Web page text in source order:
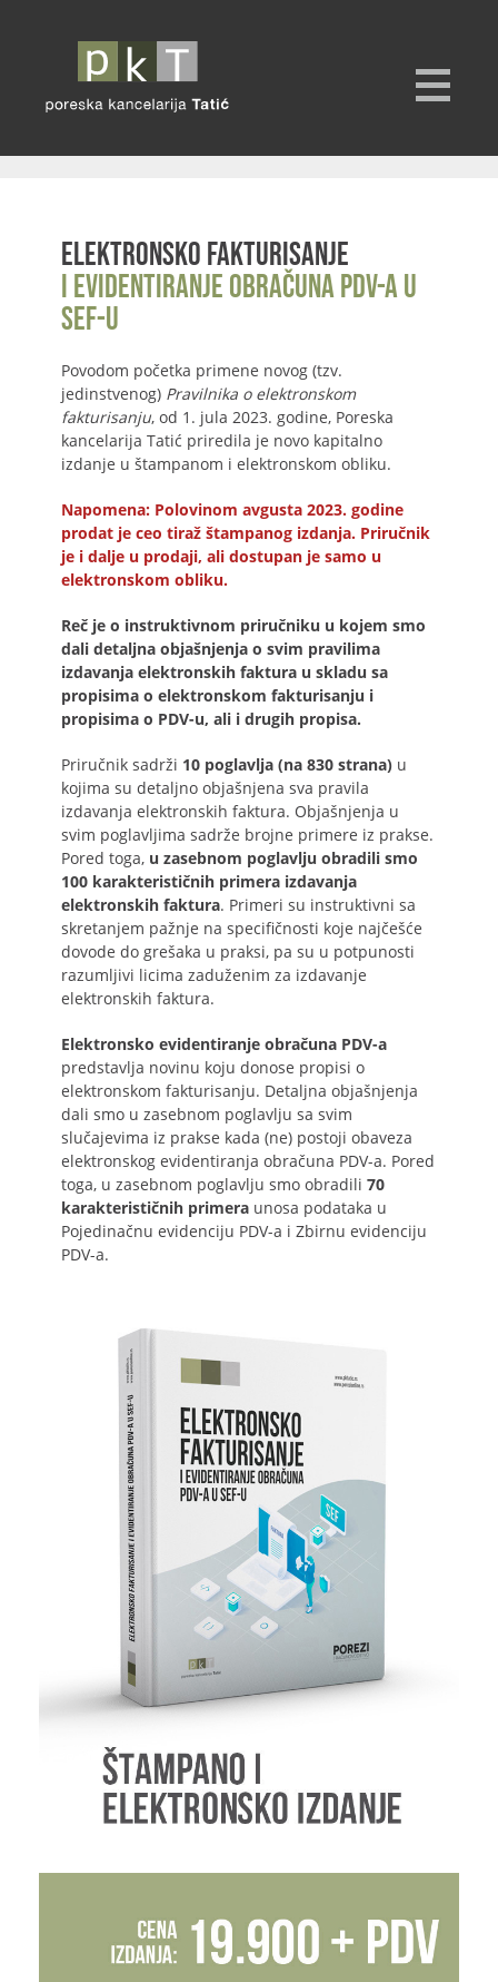
Elektronsko fakturisanje
i evidentiranje obračuna PDV-a u
SEF-u
Povodom početka primene novog (tzv.
jedinstvenog) Pravilnika o elektronskom
fakturisanju, od 1. jula 2023. godine, Poreska
kancelarija Tatić priredila je novo kapitalno
izdanje u štampanom i elektronskom obliku.
Napomena: Polovinom avgusta 2023. godine
prodat je ceo tiraž štampanog izdanja. Priručnik
je i dalje u prodaji, ali dostupan je samo u
elektronskom obliku.
Reč je o instruktivnom priručniku u kojem smo
dali detaljna objašnjenja o svim pravilima
izdavanja elektronskih faktura u skladu sa
propisima o elektronskom fakturisanju i
propisima o PDV-u, ali i drugih propisa.
Priručnik sadrži 10 poglavlja (na 830 strana) u
kojima su detaljno objašnjena sva pravila
izdavanja elektronskih faktura. Objašnjenja u
svim poglavljima sadrže brojne primere iz prakse.
Pored toga, u zasebnom poglavlju obradili smo
100 karakterističnih primera izdavanja
elektronskih faktura. Primeri su instruktivni sa
skretanjem pažnje na specifičnosti koje najčešće
dovode do grešaka u praksi, pa su u potpunosti
razumljivi licima zaduženim za izdavanje
elektronskih faktura.
Elektronsko evidentiranje obračuna PDV-a
predstavlja novinu koju donose propisi o
elektronskom fakturisanju. Detaljna objašnjenja
dali smo u zasebnom poglavlju sa svim
slučajevima iz prakse kada (ne) postoji obaveza
elektronskog evidentiranja obračuna PDV-a. Pored
toga, u zasebnom poglavlju smo obradili 70
karakterističnih primera unosa podataka u
Pojedinačnu evidenciju PDV-a i Zbirnu evidenciju
PDV-a.